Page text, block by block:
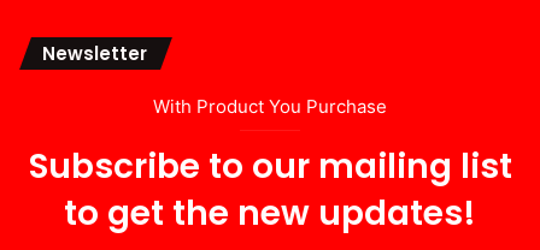
Newsletter
With Product You Purchase
Subscribe to our mailing list
to get the new updates!